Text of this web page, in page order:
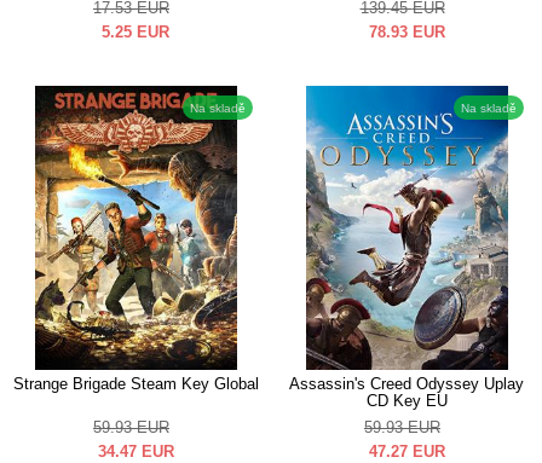
17.53 EUR
5.25 EUR
139.45 EUR
78.93 EUR
Na skladě
Strange Brigade Steam Key Global
59.93 EUR
34.47 EUR
Na skladě
Assassin's Creed Odyssey Uplay
CD Key EU
59.93 EUR
47.27 EUR